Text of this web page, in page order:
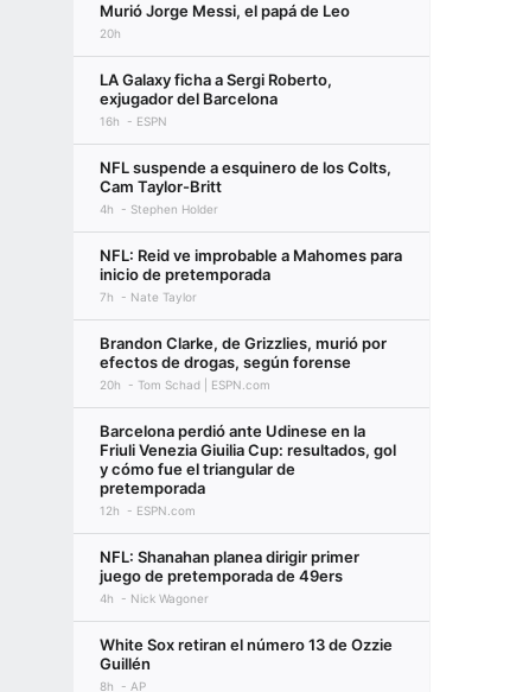
Murió Jorge Messi, el papá de Leo
20h
LA Galaxy ficha a Sergi Roberto,
exjugador del Barcelona
16h ESPN
NFL suspende a esquinero de los Colts,
Cam Taylor-Britt
4h Stephen Holder
NFL: Reid ve improbable a Mahomes para
inicio de pretemporada
7h Nate Taylor
Brandon Clarke, de Grizzlies, murió por
efectos de drogas, según forense
20h Tom Schad | ESPN.com
Barcelona perdió ante Udinese en la
Friuli Venezia Giuilia Cup: resultados, gol
y cómo fue el triangular de
pretemporada
12h ESPN.com
NFL: Shanahan planea dirigir primer
juego de pretemporada de 49ers
4h Nick Wagoner
White Sox retiran el número 13 de Ozzie
Guillén
8h AP